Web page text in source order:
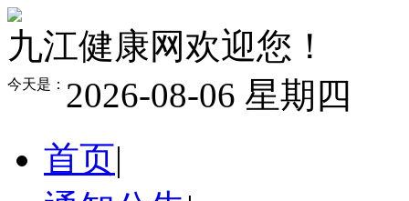
九江健康网欢迎您！
今天是： 2026-08-06 星期四
首页|